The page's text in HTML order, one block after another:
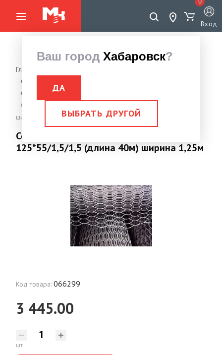
Ваш город Хабаровск?
ДА
ВЫБРАТЬ ДРУГОЙ
Вход
Главная страница
Сетка: рабица, кладочная, цпвс, сварная, тканая, садовая
Сетка просечно-вытяжная ЦПВС
Сетка просечно-вытяжная оцин 125*55/1,5/1,5 (длина 40м)
ширина 1,25м
Сетка просечно-вытяжная оцин
125*55/1,5/1,5 (длина 40м) ширина 1,25м
Код товара: 066299
3 445.00
шт